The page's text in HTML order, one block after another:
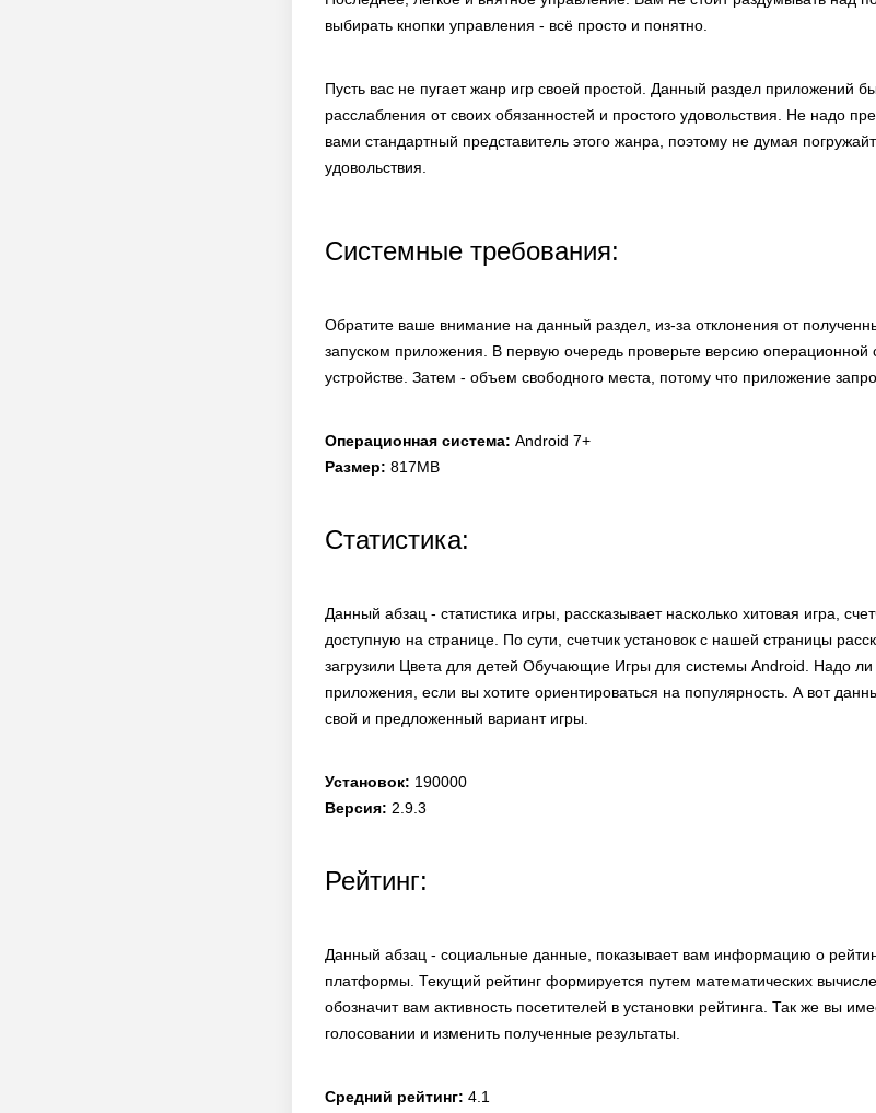
выбирать кнопки управления - всё просто и понятно.
Пусть вас не пугает жанр игр своей простой. Данный раздел приложений
расслабления от своих обязанностей и простого удовольствия. Не надо
вами стандартный представитель этого жанра, поэтому не думая
удовольствия.
Системные требования:
Обратите ваше внимание на данный раздел, из-за отклонения от
запуском приложения. В первую очередь проверьте версию
устройстве. Затем - объем свободного места, потому что приложение
Операционная система: Android 7+
Размер: 817MB
Статистика:
Данный абзац - статистика игры, рассказывает насколько хитовая игра,
доступную на странице. По сути, счетчик установок с нашей страницы
загрузили Цвета для детей Обучающие Игры для системы Android. Надо ли
приложения, если вы хотите ориентироваться на популярность. А вот
свой и предложенный вариант игры.
Установок: 190000
Версия: 2.9.3
Рейтинг:
Данный абзац - социальные данные, показывает вам информацию о
платформы. Текущий рейтинг формируется путем математических
обозначит вам активность посетителей в установки рейтинга. Так же вы
голосовании и изменить полученные результаты.
Средний рейтинг: 4.1